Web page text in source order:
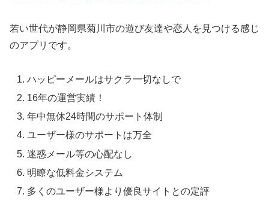
若い世代が静岡県菊川市の遊び友達や恋人を見つける感じ
のアプリです。
ハッピーメールはサクラ一切なしで
16年の運営実績！
年中無休24時間のサポート体制
ユーザー様のサポートは万全
迷惑メール等の心配なし
明瞭な低料金システム
多くのユーザー様より優良サイトとの定評